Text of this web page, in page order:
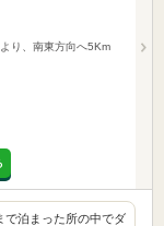
り、南東方向へ5Km
で泊まった所の中でダ